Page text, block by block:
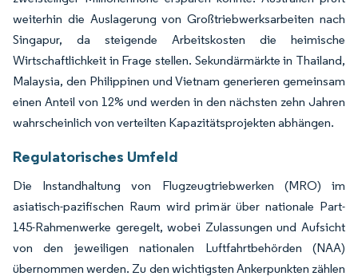
weiterhin die Auslagerung von Großtriebwerksarbeiten nach
Singapur, da steigende Arbeitskosten die heimische
Wirtschaftlichkeit in Frage stellen. Sekundärmärkte in Thailand,
Malaysia, den Philippinen und Vietnam generieren gemeinsam
einen Anteil von 12% und werden in den nächsten zehn Jahren
wahrscheinlich von verteilten Kapazitätsprojekten abhängen.
Regulatorisches Umfeld
Die Instandhaltung von Flugzeugtriebwerken (MRO) im
asiatisch-pazifischen Raum wird primär über nationale Part-
145-Rahmenwerke geregelt, wobei Zulassungen und Aufsicht
von den jeweiligen nationalen Luftfahrtbehörden (NAA)
übernommen werden. Zu den wichtigsten Ankerpunkten zählen